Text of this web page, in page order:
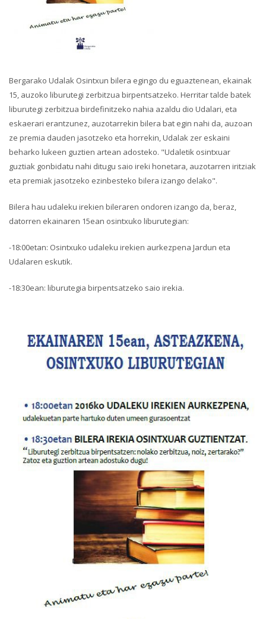
Bergarako Udalak Osintxun bilera egingo du eguaztenean, ekainak
15, auzoko liburutegi zerbitzua birpentsatzeko. Herritar talde batek
liburutegi zerbitzua birdefinitzeko nahia azaldu dio Udalari, eta
eskaerari erantzunez, auzotarrekin bilera bat egin nahi da, auzoan
ze premia dauden jasotzeko eta horrekin, Udalak zer eskaini
beharko lukeen guztien artean adosteko. "Udaletik osintxuar
guztiak gonbidatu nahi ditugu saio ireki honetara, auzotarren iritziak
eta premiak jasotzeko ezinbesteko bilera izango delako".
Bilera hau udaleku irekien bileraren ondoren izango da, beraz,
datorren ekainaren 15ean osintxuko liburutegian:
-18:00etan: Osintxuko udaleku irekien aurkezpena Jardun eta
Udalaren eskutik.
-18:30ean: liburutegia birpentsatzeko saio irekia.